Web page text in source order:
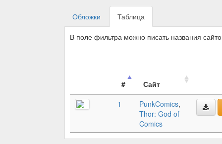
Обложки Таблица
В поле фильтра можно писать названия
#
Сайт
1
PunkComics,
Thor: God of
Comics